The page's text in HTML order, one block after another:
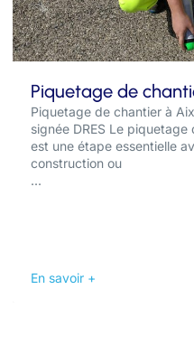
Piquetage de
Piquetage de chantier à
signée DRES Le
est une étape essentielle
construction ou
...
En savoir +